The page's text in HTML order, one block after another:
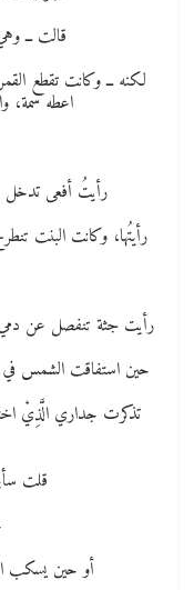
قالت ــ
لكنه ــ وكانت تقطع
اعطه سمة،
رأيتُ أفعى تدخل
رأيتُها، وكانت البنت
رأيت جثة تنفصل عن
حين استفاقت الشمس في
تذكرت جداري الَّذِيْ
قلت
أو حين يسكب